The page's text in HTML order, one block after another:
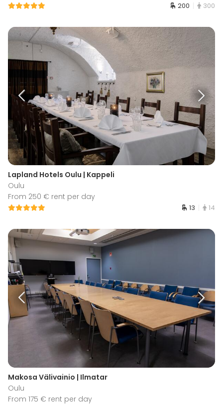
200 300
Lapland Hotels Oulu | Kappeli
Oulu
From 250 € rent per day
13 14
Makosa Välivainio | Ilmatar
Oulu
From 175 € rent per day